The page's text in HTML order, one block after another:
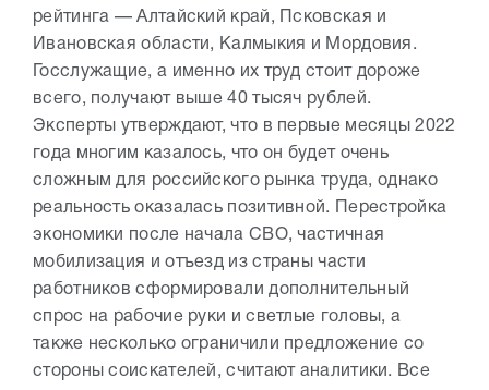
рейтинга — Алтайский край, Псковская и
Ивановская области, Калмыкия и Мордовия.
Госслужащие, а именно их труд стоит дороже
всего, получают выше 40 тысяч рублей.
Эксперты утверждают, что в первые месяцы 2022
года многим казалось, что он будет очень
сложным для российского рынка труда, однако
реальность оказалась позитивной. Перестройка
экономики после начала СВО, частичная
мобилизация и отъезд из страны части
работников сформировали дополнительный
спрос на рабочие руки и светлые головы, а
также несколько ограничили предложение со
стороны соискателей, считают аналитики. Все